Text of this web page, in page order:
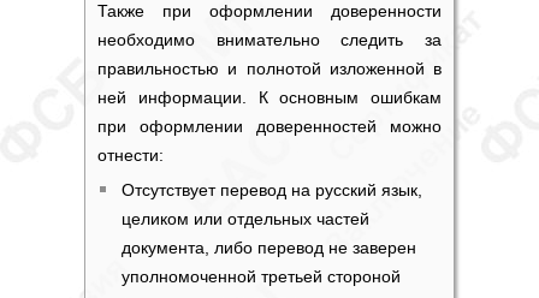
Также при оформлении доверенности
необходимо внимательно следить за
правильностью и полнотой изложенной в
ней информации. К основным ошибкам
при оформлении доверенностей можно
отнести:
Отсутствует перевод на русский язык,
целиком или отдельных частей
документа, либо перевод не заверен
уполномоченной третьей стороной